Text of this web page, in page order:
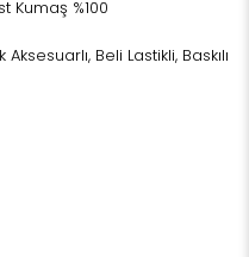
Kumaş %100
Beli Lastikli, Baskılı